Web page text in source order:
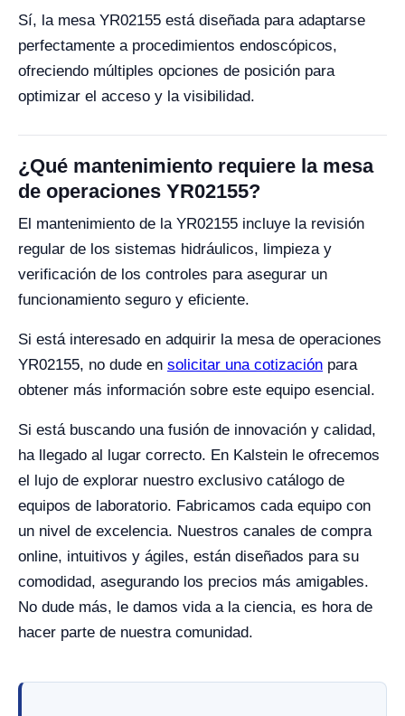
Sí, la mesa YR02155 está diseñada para adaptarse
perfectamente a procedimientos endoscópicos,
ofreciendo múltiples opciones de posición para
optimizar el acceso y la visibilidad.
¿Qué mantenimiento requiere la mesa
de operaciones YR02155?
El mantenimiento de la YR02155 incluye la revisión
regular de los sistemas hidráulicos, limpieza y
verificación de los controles para asegurar un
funcionamiento seguro y eficiente.
Si está interesado en adquirir la mesa de operaciones
YR02155, no dude en solicitar una cotización para
obtener más información sobre este equipo esencial.
Si está buscando una fusión de innovación y calidad,
ha llegado al lugar correcto. En Kalstein le ofrecemos
el lujo de explorar nuestro exclusivo catálogo de
equipos de laboratorio. Fabricamos cada equipo con
un nivel de excelencia. Nuestros canales de compra
online, intuitivos y ágiles, están diseñados para su
comodidad, asegurando los precios más amigables.
No dude más, le damos vida a la ciencia, es hora de
hacer parte de nuestra comunidad.